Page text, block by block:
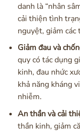
danh là “nhân
cải thiện tình
nguyệt, giảm
Giảm đau và
quy có tác dụng
kinh, đau nhức
khả năng kháng
nhiễm.
An thần và cải
thần kinh, giảm